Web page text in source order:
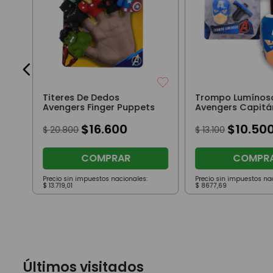
Titeres De Dedos
Avengers Finger Puppets
$ 20.800 $16.600
COMPRAR
Precio sin impuestos nacionales:
$ 13.719,01
Trompo
Avengers
$ 13.100 $10.
Precio sin impuestos
$ 8677,69
Últimos visitados